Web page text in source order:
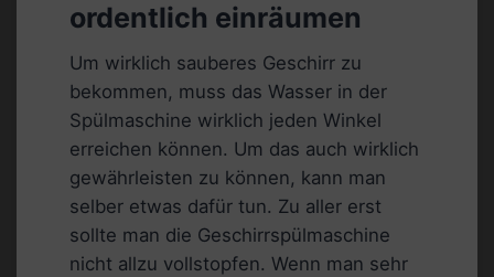
ordentlich einräumen
Um wirklich sauberes Geschirr zu
bekommen, muss das Wasser in der
Spülmaschine wirklich jeden Winkel
erreichen können. Um das auch wirklich
gewährleisten zu können, kann man
selber etwas dafür tun. Zu aller erst
sollte man die Geschirrspülmaschine
nicht allzu vollstopfen. Wenn man sehr